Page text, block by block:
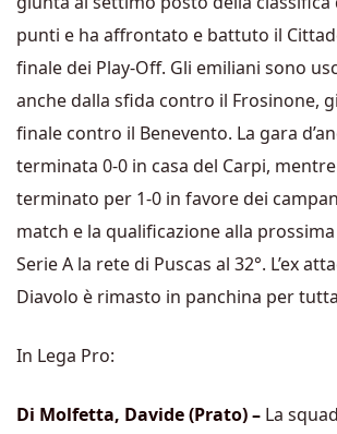
punti e ha affrontato e battuto il
finale dei Play-Off. Gli emiliani sono
anche dalla sfida contro il Frosinone,
finale contro il Benevento. La gara
terminata 0-0 in casa del Carpi,
terminato per 1-0 in favore dei
match e la qualificazione alla
Serie A la rete di Puscas al 32°. L’ex
Diavolo è rimasto in panchina per
In Lega Pro:
Di Molfetta, Davide (Prato) – La